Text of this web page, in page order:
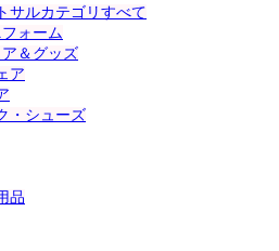
サルカテゴリすべて
ォーム
＆グッズ
ア
・シューズ
品